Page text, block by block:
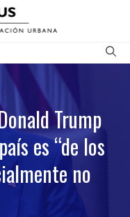
Trump
es “de los
no